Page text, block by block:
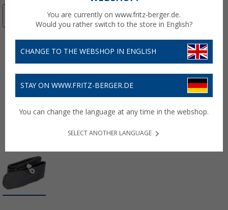
You are currently on www.fritz-berger.de.
Would you rather switch to the store in English?
CHANGE TO THE WEBSHOP IN ENGLISH
STAY ON WWW.FRITZ-BERGER.DE
You can change the language at any time in the webshop.
SELECT ANOTHER LANGUAGE